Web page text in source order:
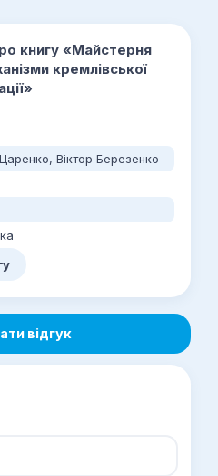
книгу «Майстерня
кремлівської
Віктор Березенко
відгук